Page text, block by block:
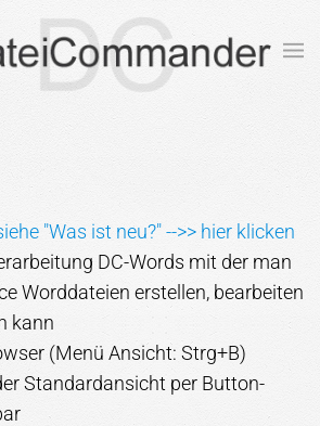
springen
"Was ist neu?" -->> hier klicken
DC-Words mit der man
Worddateien erstellen, bearbeiten
kann
(Menü Ansicht: Strg+B)
Standardansicht per Button-